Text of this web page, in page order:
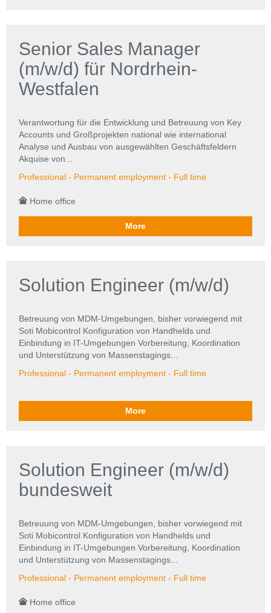
Senior Sales Manager
(m/w/d) für Nordrhein-
Westfalen
Verantwortung für die Entwicklung und Betreuung von Key
Accounts und Großprojekten national wie international
Analyse und Ausbau von ausgewählten Geschäftsfeldern
Akquise von...
Professional - Permanent employment - Full time
Home office
More
Solution Engineer (m/w/d)
Betreuung von MDM-Umgebungen, bisher vorwiegend mit
Soti Mobicontrol Konfiguration von Handhelds und
Einbindung in IT-Umgebungen Vorbereitung, Koordination
und Unterstützung von Massenstagings...
Professional - Permanent employment - Full time
More
Solution Engineer (m/w/d)
bundesweit
Betreuung von MDM-Umgebungen, bisher vorwiegend mit
Soti Mobicontrol Konfiguration von Handhelds und
Einbindung in IT-Umgebungen Vorbereitung, Koordination
und Unterstützung von Massenstagings...
Professional - Permanent employment - Full time
Home office